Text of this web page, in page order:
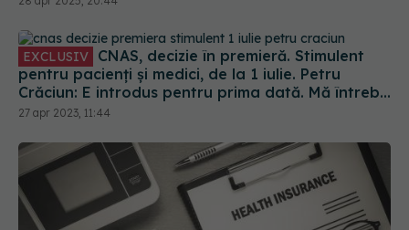
EXCLUSIV
pentru pacienți și medici, de la 1 iulie. Petru
Crăciun: E introdus pentru prima dată. Mă întreb
unde eram dacă luam acest stimulent în urmă cu
10 ani
27 apr 2023, 11:44